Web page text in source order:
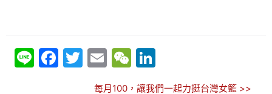
Li F
T
E
W
每月100，讓我們一起力挺台灣女籃 >>